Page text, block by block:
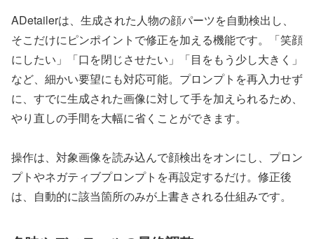
ADetailerは、生成された人物の顔パーツを自動検出し、
そこだけにピンポイントで修正を加える機能です。「笑顔
にしたい」「口を閉じさせたい」「目をもう少し大きく」
など、細かい要望にも対応可能。プロンプトを再入力せず
に、すでに生成された画像に対して手を加えられるため、
やり直しの手間を大幅に省くことができます。
操作は、対象画像を読み込んで顔検出をオンにし、プロン
プトやネガティブプロンプトを再設定するだけ。修正後
は、自動的に該当箇所のみが上書きされる仕組みです。